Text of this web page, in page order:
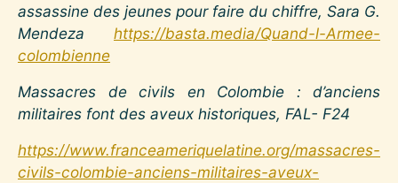
assassine des jeunes pour faire du chiffre, Sara G.
Mendeza https://basta.media/Quand-l-Armee-
colombienne
Massacres de civils en Colombie : d’anciens
militaires font des aveux historiques, FAL- F24
https://www.franceameriquelatine.org/massacres-
civils-colombie-anciens-militaires-aveux-